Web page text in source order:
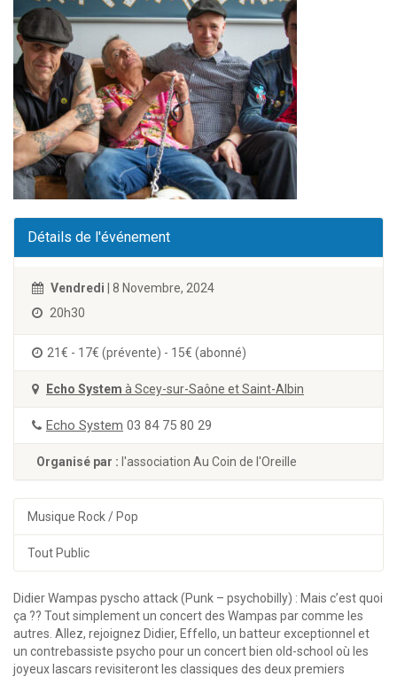
Détails de l'événement
Vendredi | 8 Novembre, 2024
20h30
21€ - 17€ (prévente) - 15€ (abonné)
Echo System à Scey-sur-Saône et Saint-Albin
Echo System 03 84 75 80 29
Organisé par : l'association Au Coin de l'Oreille
Musique Rock / Pop
Tout Public
Didier Wampas pyscho attack (Punk – psychobilly) : Mais c’est quoi
ça ?? Tout simplement un concert des Wampas par comme les
autres. Allez, rejoignez Didier, Effello, un batteur exceptionnel et
un contrebassiste psycho pour un concert bien old-school où les
joyeux lascars revisiteront les classiques des deux premiers